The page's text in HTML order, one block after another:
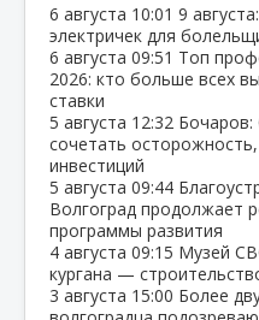
6 августа 10:01 9
электричек для
6 августа 09:51 Топ
2026: кто больше всех
ставки
5 августа 12:32
сочетать
инвестиций
5 августа 09:44
Волгоград продолжает
программы развития
4 августа 09:15 Музей
кургана —
3 августа 15:00 Более